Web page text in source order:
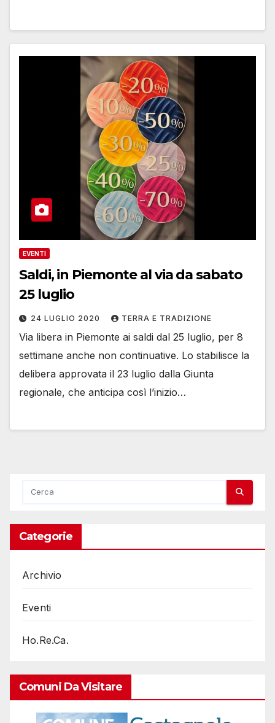
EVENTI
Saldi, in Piemonte al via da sabato
25 luglio
24 LUGLIO 2020 TERRA E TRADIZIONE
Via libera in Piemonte ai saldi dal 25 luglio, per 8
settimane anche non continuative. Lo stabilisce la
delibera approvata il 23 luglio dalla Giunta
regionale, che anticipa così l’inizio…
Categorie
Archivio
Eventi
Ho.Re.Ca.
Comuni Da Visitare